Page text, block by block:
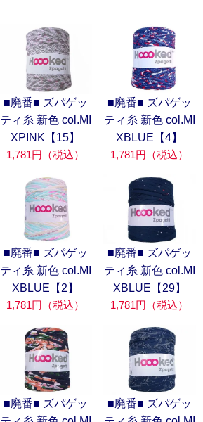
■廃番■ ズパゲッ
ティ糸 新色 col.MI
XPINK【15】
1,781円（税込）
■廃番■ ズパゲッ
ティ糸 新色 col.MI
XBLUE【4】
1,781円（税込）
■廃番■ ズパゲッ
ティ糸 新色 col.MI
XBLUE【2】
1,781円（税込）
■廃番■ ズパゲッ
ティ糸 新色 col.MI
XBLUE【29】
1,781円（税込）
■廃番■ ズパゲッ
■廃番■ ズパゲッ